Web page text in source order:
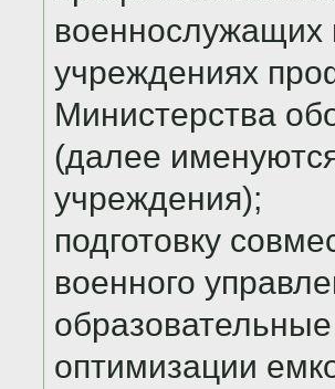
военнослужащих
учреждениях
Министерства
(далее
учреждения);
подготовку
военного
оптимизации